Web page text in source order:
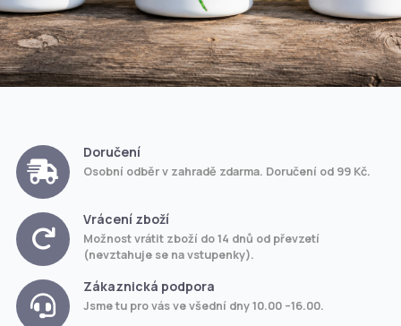
Doručení
Osobní odběr v zahradě zdarma. Doručení od 99 Kč.
Vrácení zboží
Možnost vrátit zboží do 14 dnů od převzetí
(nevztahuje se na vstupenky).
Zákaznická podpora
Jsme tu pro vás ve všední dny 10.00 –16.00.